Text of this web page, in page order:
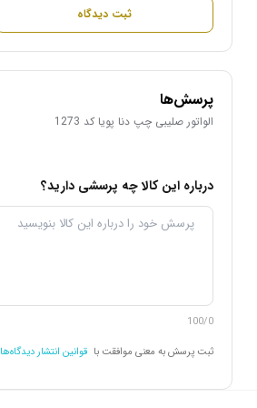
ثبت دیدگاه
پرسش‌ها
الواتور صلیبی چپ دنا پویا کد 1273
درباره این کالا چه پرسشی دارید؟
100/0
ثبت پرسش به معنی موافقت با قوانین انتشار دیدگاه‌ها